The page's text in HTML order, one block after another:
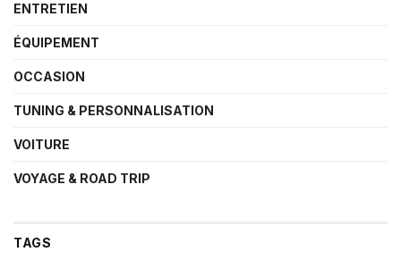
ENTRETIEN
ÉQUIPEMENT
OCCASION
TUNING & PERSONNALISATION
VOITURE
VOYAGE & ROAD TRIP
TAGS